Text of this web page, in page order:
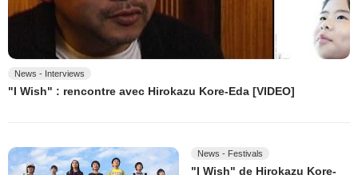
News - Interviews
"I Wish" : rencontre avec Hirokazu Kore-Eda [VIDEO]
News - Festivals
"I Wish" de Hirokazu Kore-